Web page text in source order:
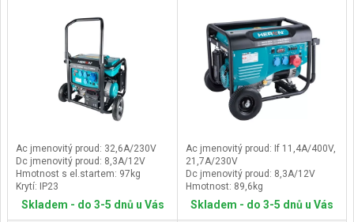
Ac jmenovitý proud: 32,6A/230V
Dc jmenovitý proud: 8,3A/12V
Hmotnost s el.startem: 97kg
Krytí: IP23
Skladem - do 3-5 dnů u Vás
Ac jmenovitý proud: If 11,4A/400V,
21,7A/230V
Dc jmenovitý proud: 8,3A/12V
Hmotnost: 89,6kg
Krytí: IP23
Skladem - do 3-5 dnů u Vás